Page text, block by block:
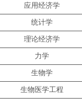
应用经济学
统计学
理论经济学
力学
生物学
生物医学工程